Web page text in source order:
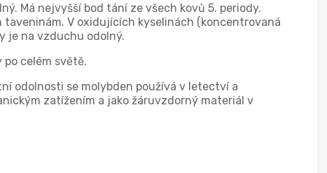
Má nejvyšší bod tání ze všech kovů 5. periody.
V oxidujících kyselinách (koncentrovaná
je na vzduchu odolný.
celém světě.
odolnosti se molybden používá v letectví a
zatížením a jako žáruvzdorný materiál v